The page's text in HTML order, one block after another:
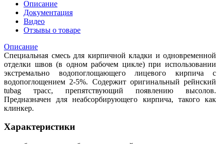
Описание
Документация
Видео
Отзывы о товаре
Описание
Специальная смесь для кирпичной кладки и одновременной
отделки швов (в одном рабочем цикле) при использовании
экстремально водопоглощающего лицевого кирпича с
водопоглощением 2-5%. Содержит оригинальный рейнский
tubag трасс, препятствующий появлению высолов.
Предназначен для неабсорбирующего кирпича, такого как
клинкер.
Характеристики